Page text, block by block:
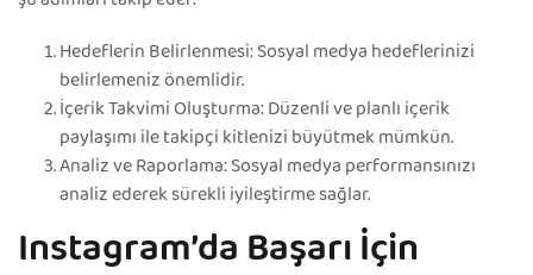
Hedeflerin Belirlenmesi: Sosyal medya hedeflerinizi
belirlemeniz önemlidir.
İçerik Takvimi Oluşturma: Düzenli ve planlı içerik
paylaşımı ile takipçi kitlenizi büyütmek mümkün.
Analiz ve Raporlama: Sosyal medya performansınızı
analiz ederek sürekli iyileştirme sağlar.
Instagram’da Başarı İçin